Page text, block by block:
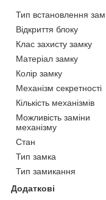
Тип встановлення
Відкриття блоку
Клас захисту замку
Матеріал замку
Колір замку
Механізм секретності
Кількість механізмів
Можливість заміни
механізму
Стан
Тип замка
Тип замикання
Додаткові